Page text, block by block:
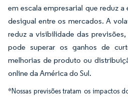
em escala empresarial que reduz
desigual entre os mercados. A
reduz a visibilidade das
pode superar os ganhos de
melhorias de produto ou
online da América do Sul.
*Nossas previsões tratam os impactos